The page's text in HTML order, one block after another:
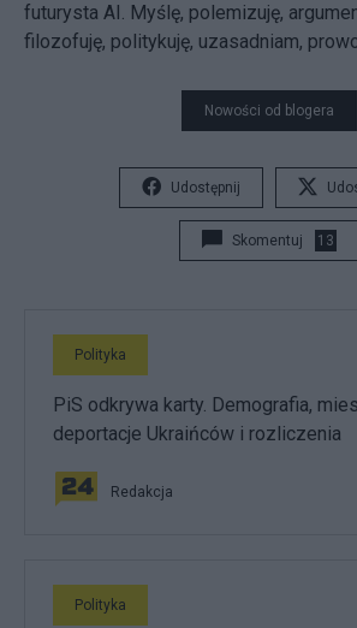
futurysta AI. Myślę, polemizuję,
filozofuję, politykuję, uzasadniam,
Nowości od blogera
Udostępnij
Skomentuj 13
Polityka
PiS odkrywa karty. Demografia,
deportacje Ukraińców i rozliczenia
Redakcja
Polityka